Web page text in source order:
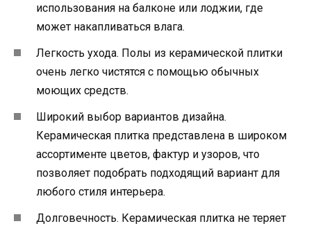
использования на балконе или лоджии, где
может накапливаться влага.
Легкость ухода. Полы из керамической плитки
очень легко чистятся с помощью обычных
моющих средств.
Широкий выбор вариантов дизайна.
Керамическая плитка представлена в широком
ассортименте цветов, фактур и узоров, что
позволяет подобрать подходящий вариант для
любого стиля интерьера.
Долговечность. Керамическая плитка не теряет